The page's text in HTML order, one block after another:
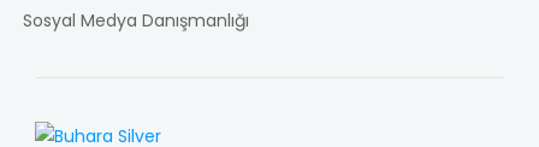
Sosyal Medya Danışmanlığı